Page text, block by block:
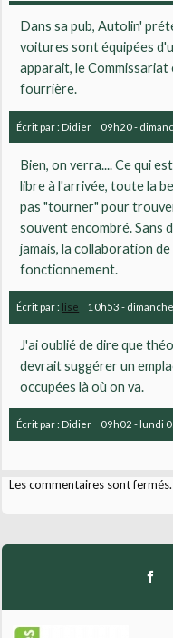
Dans sa pub, Autolin'
voitures sont équipées
apparait, le
fourrière.
Écrit par : Didier 09h20-
Bien, on verra.... Ce qui
libre à l'arrivée, toute la
pas "tourner" pour
souvent encombré. Sans
jamais, la collaboration
fonctionnement.
Écrit par : lise 10h53 -
J'ai oublié de dire que
devrait suggérer un
occupées là où on va.
Écrit par : Didier 09h02 - lundi
Les commentaires sont fermés.